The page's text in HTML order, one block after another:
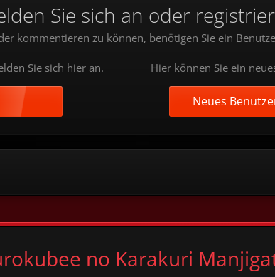
Sie sich an oder
kommentieren zu können, benötigen Sie ein
Sie sich hier an. Hier können Sie ein
Neues
no Karakuri